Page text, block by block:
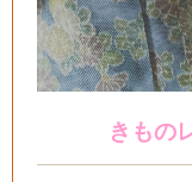
きもの